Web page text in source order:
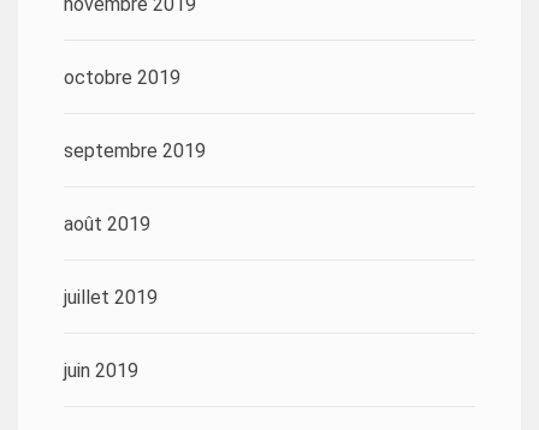
octobre 2019
septembre 2019
août 2019
juillet 2019
juin 2019